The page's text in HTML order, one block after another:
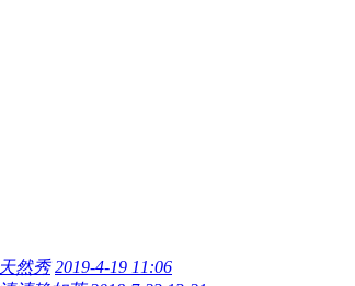
天然秀 2019-4-19 11:06